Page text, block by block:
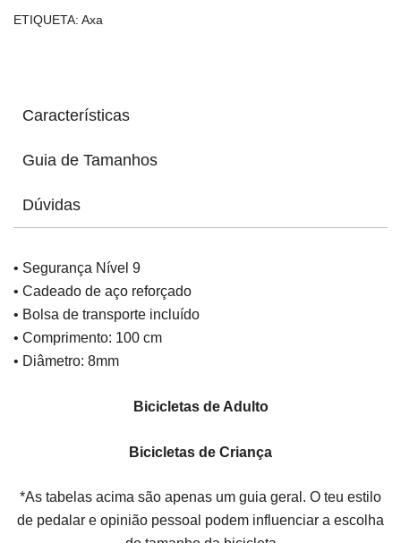
ETIQUETA: Axa
Características
Guia de Tamanhos
Dúvidas
• Segurança Nível 9
• Cadeado de aço reforçado
• Bolsa de transporte incluído
• Comprimento: 100 cm
• Diâmetro: 8mm
Bicicletas de Adulto
Bicicletas de Criança
*As tabelas acima são apenas um guia geral. O teu estilo
de pedalar e opinião pessoal podem influenciar a escolha